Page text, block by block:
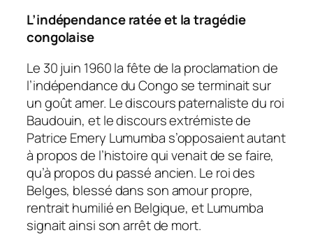
L’indépendance ratée et la tragédie
congolaise
Le 30 juin 1960 la fête de la proclamation de
l’indépendance du Congo se terminait sur
un goût amer. Le discours paternaliste du roi
Baudouin, et le discours extrémiste de
Patrice Emery Lumumba s’opposaient autant
à propos de l’histoire qui venait de se faire,
qu’à propos du passé ancien. Le roi des
Belges, blessé dans son amour propre,
rentrait humilié en Belgique, et Lumumba
signait ainsi son arrêt de mort.